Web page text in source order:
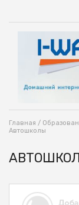
Главная /
Автошколы